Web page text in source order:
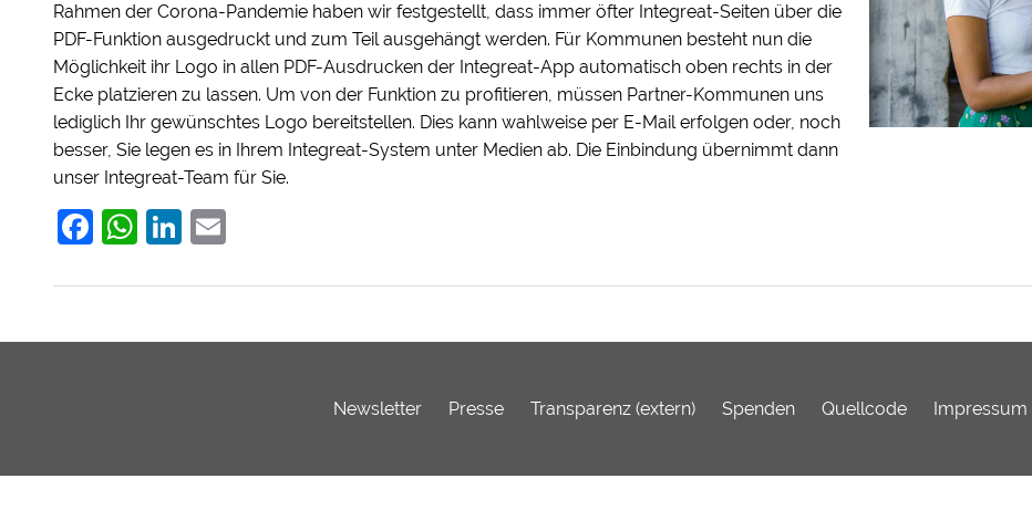
Rahmen der Corona-Pandemie haben wir festgestellt, dass immer öfter Integreat-Seiten über die
PDF-Funktion ausgedruckt und zum Teil ausgehängt werden. Für Kommunen besteht nun die
Möglichkeit ihr Logo in allen PDF-Ausdrucken der Integreat-App automatisch oben rechts in der
Ecke platzieren zu lassen. Um von der Funktion zu profitieren, müssen Partner-Kommunen uns
lediglich Ihr gewünschtes Logo bereitstellen. Dies kann wahlweise per E-Mail erfolgen oder, noch
besser, Sie legen es in Ihrem Integreat-System unter Medien ab. Die Einbindung übernimmt dann
unser Integreat-Team für Sie.
Facebook
WhatsApp
LinkedIn
Newsletter Presse Transparenz (extern) Spenden Quellcode Impressum